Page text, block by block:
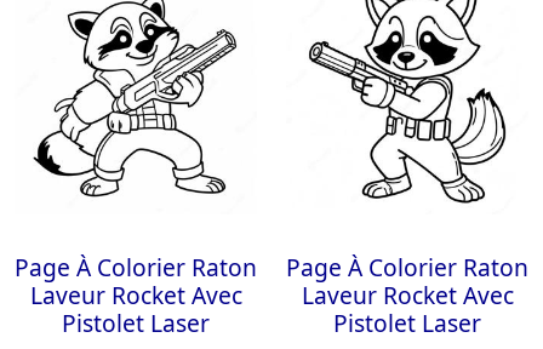
Page À Colorier Raton
Laveur Rocket Avec
Pistolet Laser
Page À Colorier Raton
Laveur Rocket Avec
Pistolet Laser